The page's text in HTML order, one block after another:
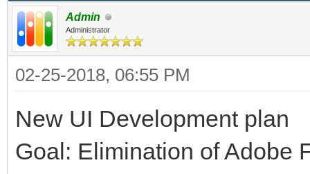
Admin
Administrator
02-25-2018, 06:55 PM
New UI Development plan
Goal: Elimination of Adobe